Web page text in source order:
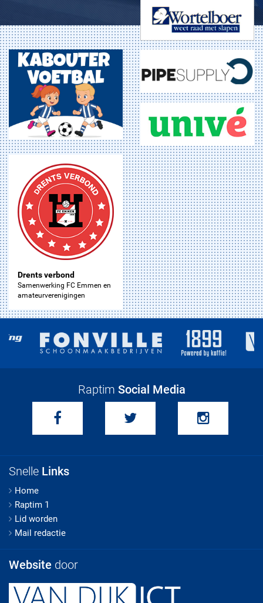
Drents verbond
Samenwerking FC Emmen en
amateurverenigingen
Raptim Social Media
Snelle Links
Home
Raptim 1
Lid worden
Mail redactie
Website door